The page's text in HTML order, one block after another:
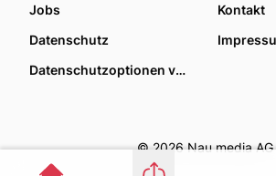
Jobs
Kontakt
Datenschutz
Datenschutzoptionen verwalten
© 2026 Nau media AG